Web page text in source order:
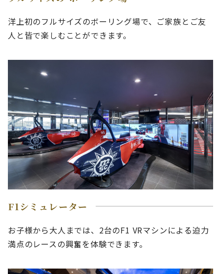
洋上初のフルサイズのボーリング場で、ご家族とご友
人と皆で楽しむことができます。
F1シミュレーター
お子様から大人までは、2台のF1 VRマシンによる迫力
満点のレースの興奮を体験できます。